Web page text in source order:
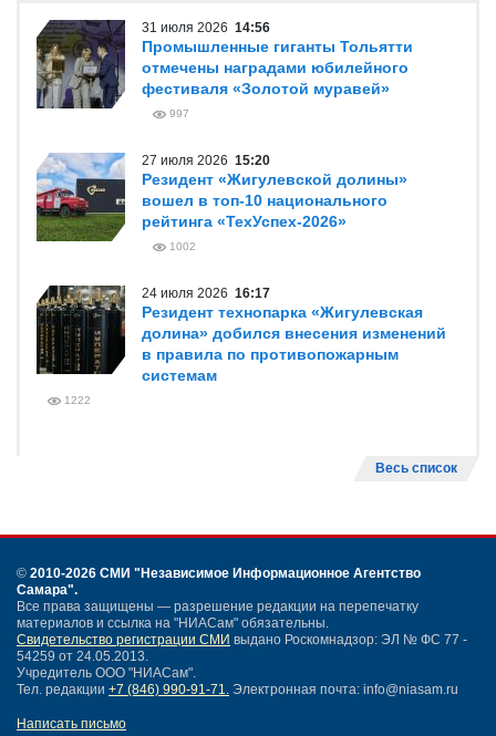
31 июля 2026 14:56
Промышленные гиганты Тольятти
отмечены наградами юбилейного
фестиваля «Золотой муравей»
997
27 июля 2026 15:20
Резидент «Жигулевской долины»
вошел в топ-10 национального
рейтинга «ТехУспех-2026»
1002
24 июля 2026 16:17
Резидент технопарка «Жигулевская
долина» добился внесения изменений
в правила по противопожарным
системам
1222
Весь список
© 2010-2026 СМИ "Независимое Информационное Агентство
Самара".
Все права защищены — разрешение редакции на перепечатку
материалов и ссылка на "НИАСам" обязательны.
Свидетельство регистрации СМИ выдано Роскомнадзор: ЭЛ № ФС 77 -
54259 от 24.05.2013.
Учредитель ООО "НИАСам".
Тел. редакции +7 (846) 990-91-71. Электронная почта: info@niasam.ru
Написать письмо